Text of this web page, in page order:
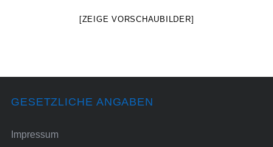
[ZEIGE VORSCHAUBILDER]
GESETZLICHE ANGABEN
Impressum